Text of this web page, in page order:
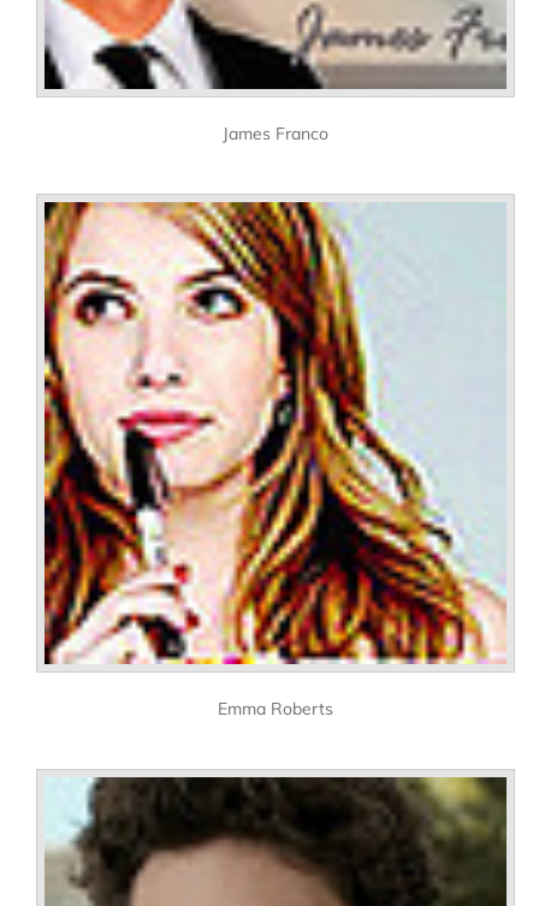
James Franco
Emma Roberts